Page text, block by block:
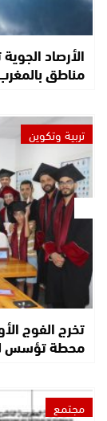
الأرصاد
مناطق
تربية وتكوين
تخرج الفوج
محطة تؤسس
مجتمع